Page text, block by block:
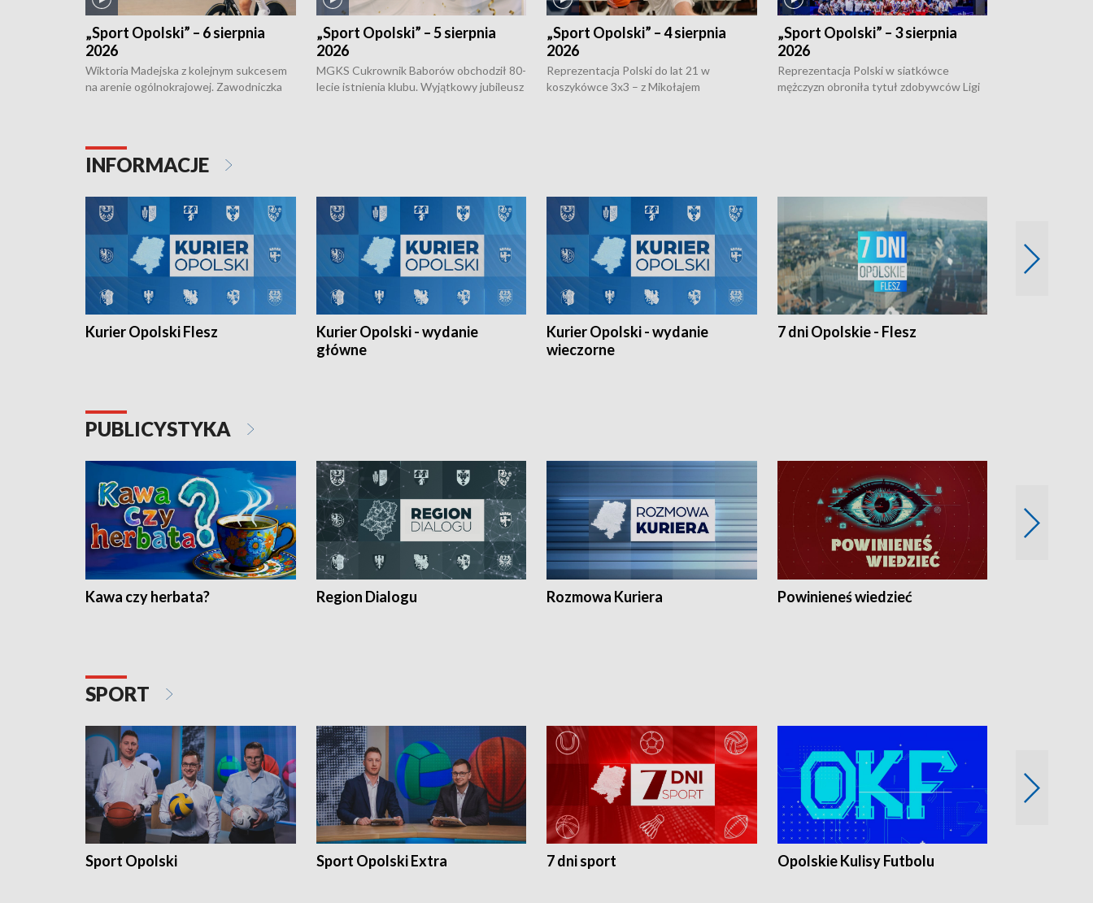
„Sport Opolski” – 6 sierpnia
2026
Wiktoria Madejska z kolejnym sukcesem
na arenie ogólnokrajowej. Zawodniczka
torowym.
„Sport Opolski” – 5 sierpnia
2026
MGKS Cukrownik Baborów obchodził 80-
lecie istnienia klubu. Wyjątkowy jubileusz
„Sport Opolski” – 4 sierpnia
2026
Reprezentacja Polski do lat 21 w
koszykówce 3x3 – z Mikołajem
„Sport Opolski” – 3 sierpnia
2026
Reprezentacja Polski w siatkówce
mężczyzn obroniła tytuł zdobywców Ligi
INFORMACJE
Kurier Opolski Flesz
Kurier Opolski - wydanie
główne
Kurier Opolski - wydanie
wieczorne
7 dni Opolskie - Flesz
PUBLICYSTYKA
Kawa czy herbata? Region Dialogu Rozmowa Kuriera Powinieneś wiedzieć
SPORT
Sport Opolski Sport Opolski Extra 7 dni sport Opolskie Kulisy Futbolu